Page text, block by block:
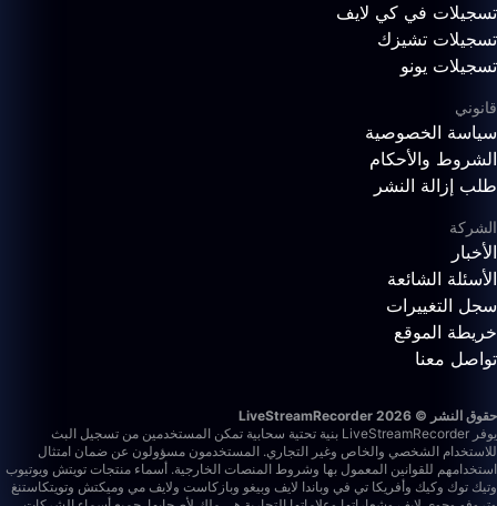
تسجيلات في كي لايف
تسجيلات تشيزك
تسجيلات يونو
قانوني
سياسة الخصوصية
الشروط والأحكام
طلب إزالة النشر
الشركة
الأخبار
الأسئلة الشائعة
سجل التغييرات
خريطة الموقع
تواصل معنا
حقوق النشر © 2026 LiveStreamRecorder
يوفر LiveStreamRecorder بنية تحتية سحابية تمكن المستخدمين من تسجيل البث
للاستخدام الشخصي والخاص وغير التجاري. المستخدمون مسؤولون عن ضمان امتثال
استخدامهم للقوانين المعمول بها وشروط المنصات الخارجية. أسماء منتجات تويتش ويوتيوب
وتيك توك وكيك وأفريكا تي في وباندا لايف وبيغو وبازكاست ولايف مي وميكتش وتويتكاستنغ